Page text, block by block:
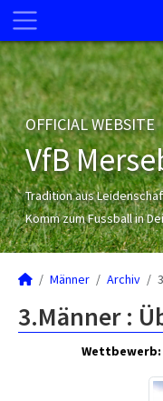
OFFICIAL WEBSITE
VfB
Tradition aus
Komm zum Fussball in
Männer Archiv
3.Männer :
Wettbewerb: